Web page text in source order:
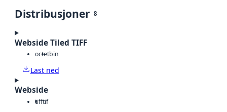
Distribusjoner 8
Webside Tiled TIFF
octetbin
Last ned
Webside
tifftif